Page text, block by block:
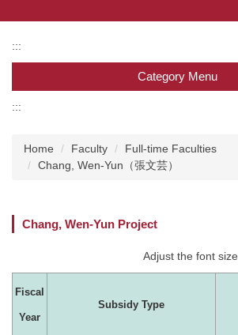
the
main
block
:::
Category Menu
Faculty
Undergraduate program
Master program
:::
Home Faculty
Full-time Faculties
Chang, Wen-Yun（張文芸）
Chang, Wen-Yun Project
Adjust the font size
Fiscal
Year
Subsidy Type